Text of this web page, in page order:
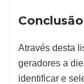
Conclusão
Através desta
geradores a
identificar e